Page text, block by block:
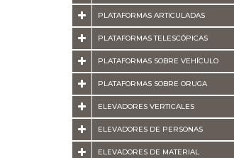
PLATAFORMAS ARTICULADAS
PLATAFORMAS TELESCÓPICAS
PLATAFORMAS SOBRE VEHÍCULO
PLATAFORMAS SOBRE ORUGA
ELEVADORES VERTICALES
ELEVADORES DE PERSONAS
ELEVADORES DE MATERIAL